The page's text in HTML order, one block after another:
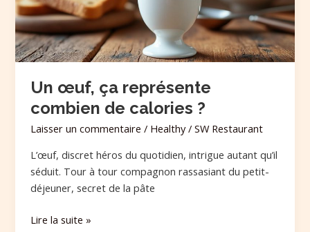
Un œuf, ça représente
combien de calories ?
Laisser un commentaire / Healthy/SW Restaurant
L’œuf, discret héros du quotidien, intrigue autant qu’il
séduit. Tour à tour compagnon rassasiant du petit-
déjeuner, secret de la pâte
calories
?
Lire la suite »